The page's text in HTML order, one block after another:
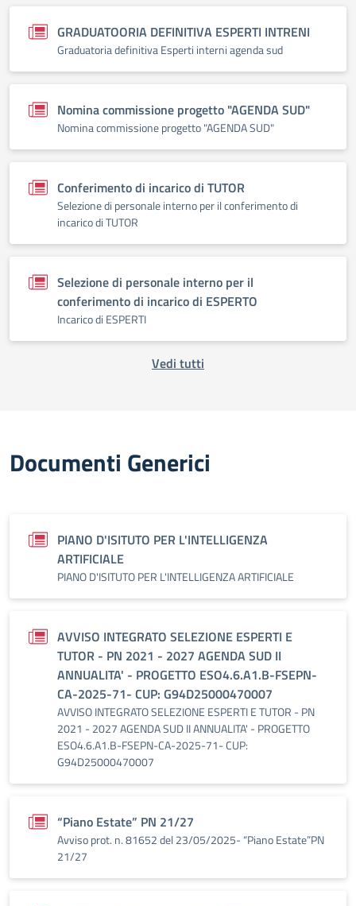
GRADUATOORIA DEFINITIVA ESPERTI INTRENI
Graduatoria definitiva Esperti interni agenda sud
Nomina commissione progetto "AGENDA SUD"
Nomina commissione progetto "AGENDA SUD"
Conferimento di incarico di TUTOR
Selezione di personale interno per il conferimento di
incarico di TUTOR
Selezione di personale interno per il
conferimento di incarico di ESPERTO
Incarico di ESPERTI
Vedi tutti
Documenti Generici
PIANO D'ISITUTO PER L'INTELLIGENZA
ARTIFICIALE
PIANO D'ISITUTO PER L'INTELLIGENZA ARTIFICIALE
AVVISO INTEGRATO SELEZIONE ESPERTI E
TUTOR - PN 2021 - 2027 AGENDA SUD II
ANNUALITA' - PROGETTO ESO4.6.A1.B-FSEPN-
CA-2025-71- CUP: G94D25000470007
AVVISO INTEGRATO SELEZIONE ESPERTI E TUTOR - PN
2021 - 2027 AGENDA SUD II ANNUALITA' - PROGETTO
ESO4.6.A1.B-FSEPN-CA-2025-71- CUP:
G94D25000470007
“Piano Estate” PN 21/27
Avviso prot. n. 81652 del 23/05/2025- “Piano Estate”PN
21/27